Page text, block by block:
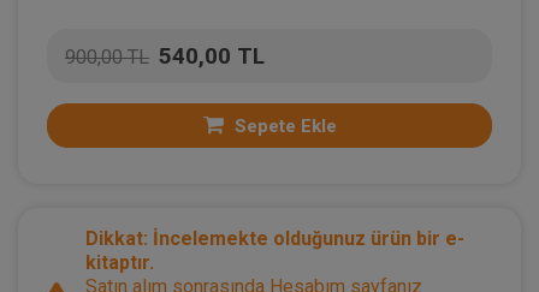
900,00 TL 540,00 TL
Sepete Ekle
Dikkat: İncelemekte olduğunuz ürün bir e-
kitaptır.
Satın alım sonrasında Hesabım sayfanız